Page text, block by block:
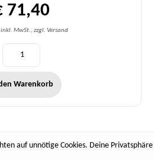
71,40
MwSt., zzgl. Versand
Warenkorb
auf unnötige Cookies. Deine Privatsphäre